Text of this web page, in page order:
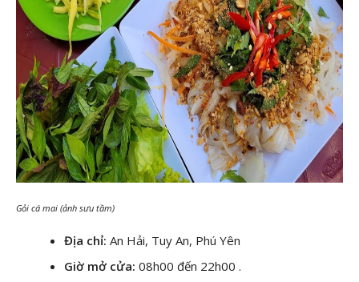
Gỏi cá mai (ảnh sưu tầm)
Địa chỉ: An Hải, Tuy An, Phú Yên
Giờ mở cửa: 08h00 đến 22h00 .